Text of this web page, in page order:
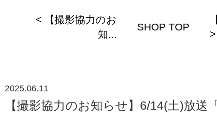
< 【撮影協力のお
知...
SHOP TOP
>
2025.06.11
【撮影協力のお知らせ】6/14(土)放送